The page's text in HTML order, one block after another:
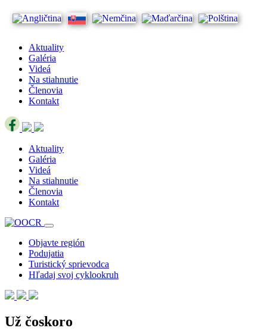
Aktuality
Galéria
Videá
Na stiahnutie
Členovia
Kontakt
Aktuality
Galéria
Videá
Na stiahnutie
Členovia
Kontakt
Objavte región
Podujatia
Turistický sprievodca
Hľadaj svoj cyklookruh
Už čoskoro